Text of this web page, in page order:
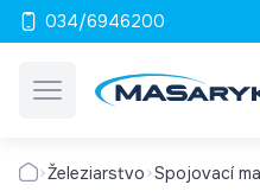
034/6946200
Železiarstvo Spojovací